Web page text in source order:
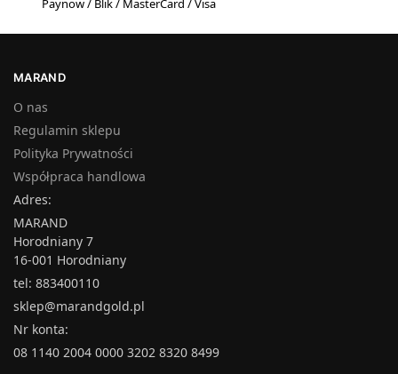
MARAND
O nas
Regulamin sklepu
Polityka Prywatności
Współpraca handlowa
Adres:
MARAND
Horodniany 7
16-001 Horodniany
tel: 883400110
sklep@marandgold.pl
Nr konta:
08 1140 2004 0000 3202 8320 8499